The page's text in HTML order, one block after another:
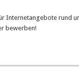
Internetangebote rund
bewerben!